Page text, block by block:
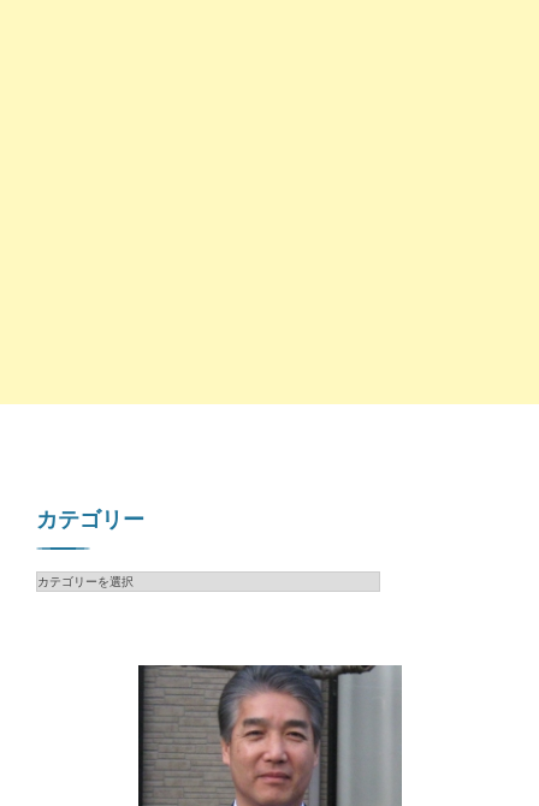
カテゴリー
カ